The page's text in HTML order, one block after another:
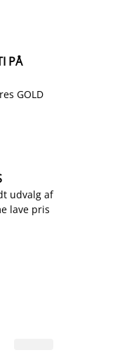
PÅ
GOLD
udvalg af
lave pris